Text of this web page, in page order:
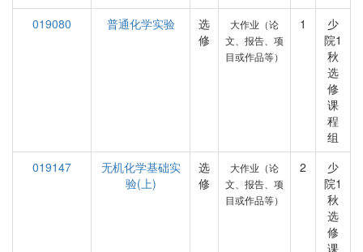
019080
普通化学实验
选
修
大作业（论
文、报告、项
目或作品等）
1
少
院1
秋
选
修
课
程
组
019147
无机化学基础实
验(上)
选
修
大作业（论
文、报告、项
目或作品等）
2
少
院1
秋
选
修
课